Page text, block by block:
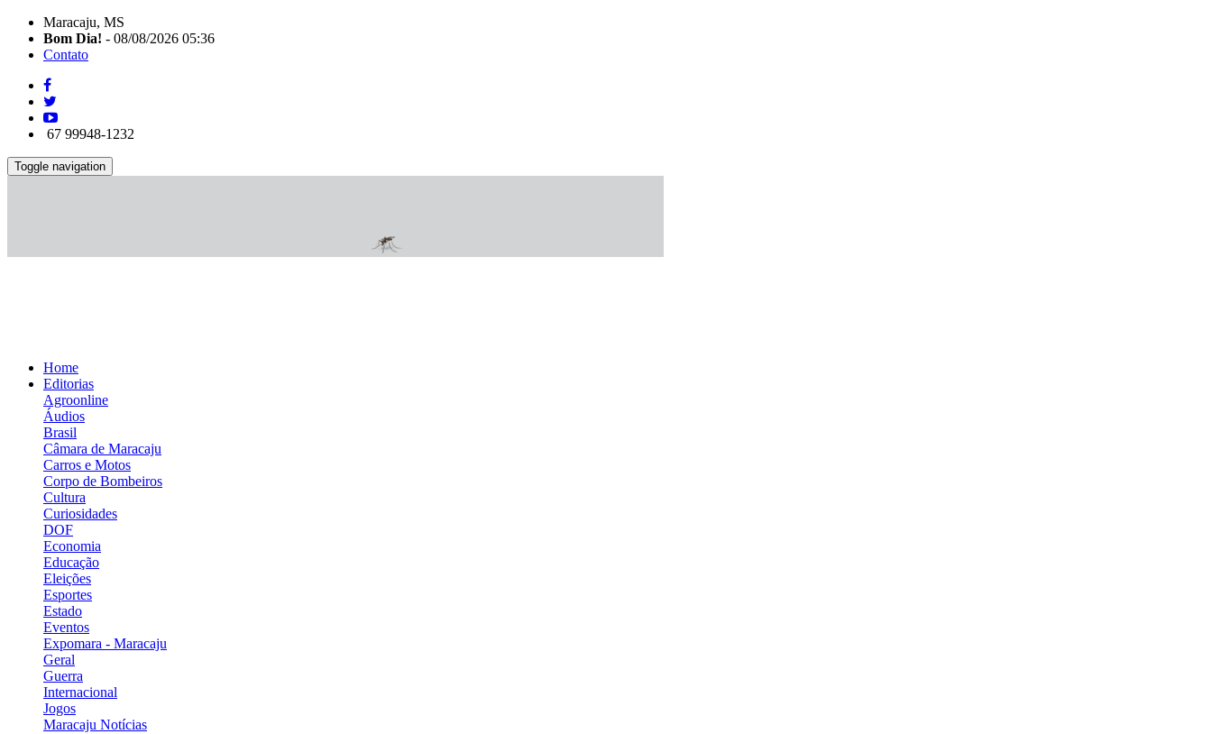
Maracaju, MS
Bom Dia! - 08/08/2026 05:36
Contato
67 99948-1232
Toggle navigation
Home
Editorias
Agroonline
Áudios
Brasil
Câmara de Maracaju
Carros e Motos
Corpo de Bombeiros
Cultura
Curiosidades
DOF
Economia
Educação
Eleições
Esportes
Estado
Eventos
Expomara - Maracaju
Geral
Guerra
Internacional
Jogos
Maracaju Notícias